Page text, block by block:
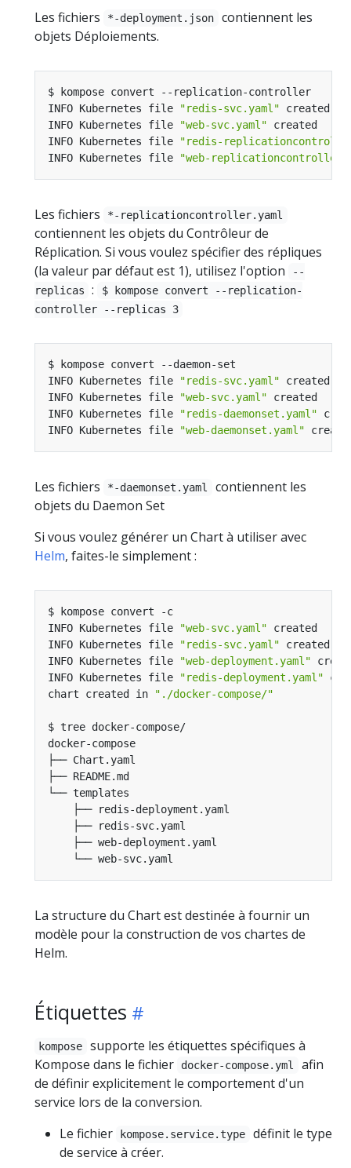
Les fichiers *-deployment.json
contiennent les
objets Déploiements.
INFO Kubernetes file
"redis-svc.yaml"
INFO Kubernetes file
"web-svc.yaml"
INFO Kubernetes file
"redis-
INFO Kubernetes file
"web-
Les fichiers *-replicationcontroller.yaml
contiennent les objets du Contrôleur de
Réplication. Si vous voulez spécifier des répliques
(la valeur par défaut est 1), utilisez l'option
--
replicas
:
$ kompose convert --replication-
controller --replicas 3
INFO Kubernetes file
"redis-svc.yaml"
INFO Kubernetes file
"web-svc.yaml"
INFO Kubernetes file
"redis-daemonset.yaml"
INFO Kubernetes file
"web-daemonset.yaml"
Les fichiers *-daemonset.yaml
contiennent les
objets du Daemon Set
Si vous voulez générer un Chart à utiliser avec
Helm, faites-le simplement :
INFO Kubernetes file
"web-svc.yaml"
INFO Kubernetes file
"redis-svc.yaml"
INFO Kubernetes file
"web-deployment.yaml"
INFO Kubernetes file
"redis-deployment.yaml"
chart created in
"./docker-compose/"
La structure du Chart est destinée à fournir un
modèle pour la construction de vos chartes de
Helm.
Étiquettes
kompose
supporte les étiquettes spécifiques à
Kompose dans le fichier
docker-compose.yml
afin
de définir explicitement le comportement d'un
service lors de la conversion.
Le fichier
kompose.service.type
définit le type
de service à créer.